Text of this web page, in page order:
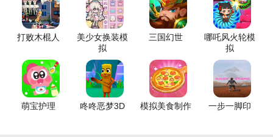
打败木棍人
美少女换装模
拟
三国幻世
哪吒风火轮模
拟
萌宝护理 咚咚恶梦3D 模拟美食制作 一步一脚印